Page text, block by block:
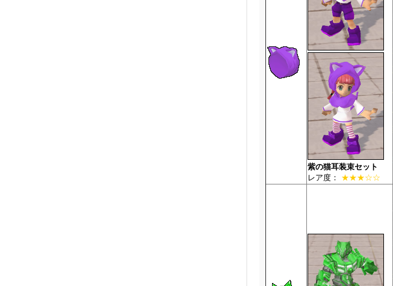
紫の猫耳装束セット
レア度： ★★★☆☆